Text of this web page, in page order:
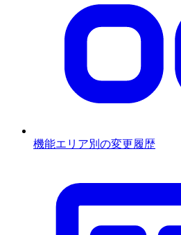
機能エリア別の変更履歴